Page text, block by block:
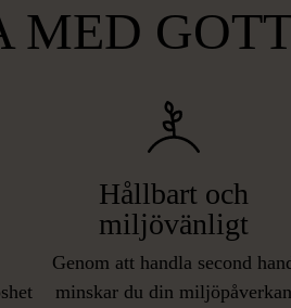
MED
Hållbart och
miljövänligt
Genom att handla second
minskar du din miljöpåverkan